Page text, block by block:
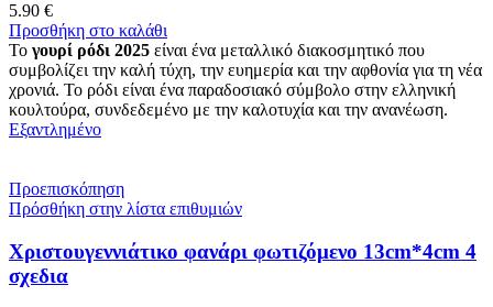
5.90 €
Προσθήκη στο καλάθι
Το γουρί ρόδι 2025 είναι ένα μεταλλικό διακοσμητικό που
συμβολίζει την καλή τύχη, την ευημερία και την αφθονία για τη νέα
χρονιά. Το ρόδι είναι ένα παραδοσιακό σύμβολο στην ελληνική
κουλτούρα, συνδεδεμένο με την καλοτυχία και την ανανέωση.
Εξαντλημένο
Προεπισκόπηση
Πρόσθήκη στην λίστα επιθυμιών
Χριστουγεννιάτικο φανάρι φωτιζόμενο 13cm*4cm 4
σχεδια